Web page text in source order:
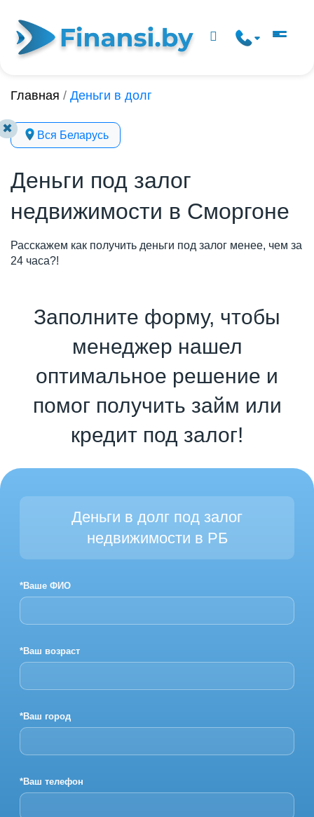
✖
Главная / Деньги в долг
Вся Беларусь
Деньги под залог
недвижимости в Сморгоне
Расскажем как получить деньги под залог менее, чем за
24 часа?!
Заполните форму, чтобы
менеджер нашел
оптимальное решение и
помог получить займ или
кредит под залог!
Деньги в долг под залог
недвижимости в РБ
*Ваше ФИО
*Ваш возраст
*Ваш город
*Ваш телефон